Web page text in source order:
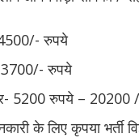
रुपये
3700/- रुपये
5200 रुपये – 20200
के लिए कृपया भर्ती